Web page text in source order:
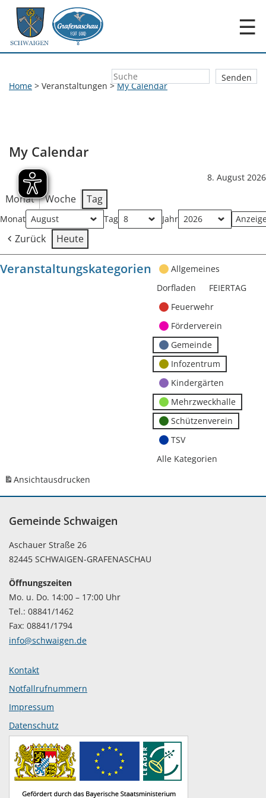
☰
Home > Veranstaltungen >My Calendar
My Calendar
8. August 2026
Monat Woche Tag
Monat Tag Jahr
Zurück Heute
Veranstaltungskategorien
Allgemeines
Dorfladen
FEIERTAG
Feuerwehr
Förderverein
Gemeinde
Infozentrum
Kindergärten
Mehrzweckhalle
Schützenverein
TSV
Alle Kategorien
Ansichtausdrucken
Gemeinde Schwaigen
Aschauer Straße 26
82445 SCHWAIGEN-GRAFENASCHAU
Öffnungszeiten
Mo. u. Do. 14:00 – 17:00 Uhr
Tel.: 08841/1462
Fax: 08841/1794
info@schwaigen.de
Kontakt
Notfallrufnummern
Impressum
Datenschutz